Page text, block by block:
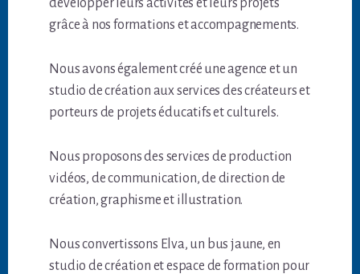
développer leurs activités et leurs projets
grâce à nos formations et accompagnements.
Nous avons également créé une agence et un
studio de création aux services des créateurs et
porteurs de projets éducatifs et culturels.
Nous proposons des services de production
vidéos, de communication, de direction de
création, graphisme et illustration.
Nous convertissons Elva, un bus jaune, en
studio de création et espace de formation pour